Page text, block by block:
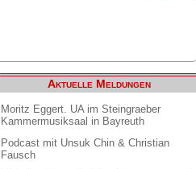
Aktuelle Meldungen
Moritz Eggert. UA im Steingraeber
Kammermusiksaal in Bayreuth
Podcast mit Unsuk Chin & Christian
Fausch